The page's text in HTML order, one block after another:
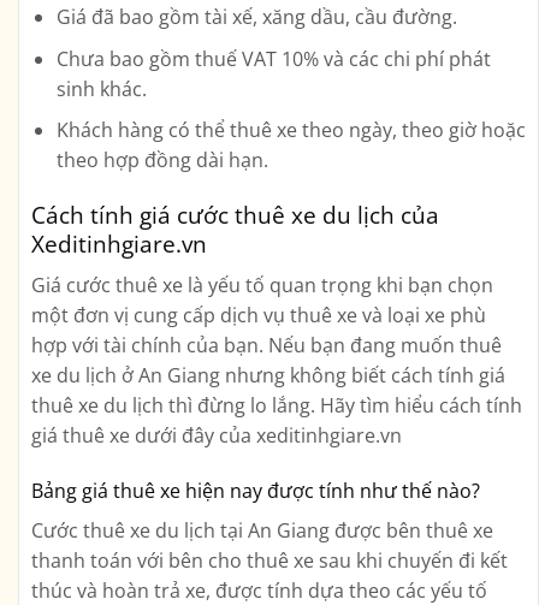
Giá đã bao gồm tài xế, xăng dầu, cầu đường.
Chưa bao gồm thuế VAT 10% và các chi phí phát
sinh khác.
Khách hàng có thể thuê xe theo ngày, theo giờ hoặc
theo hợp đồng dài hạn.
Cách tính giá cước thuê xe du lịch của
Xeditinhgiare.vn
Giá cước thuê xe là yếu tố quan trọng khi bạn chọn
một đơn vị cung cấp dịch vụ thuê xe và loại xe phù
hợp với tài chính của bạn. Nếu bạn đang muốn thuê
xe du lịch ở An Giang nhưng không biết cách tính giá
thuê xe du lịch thì đừng lo lắng. Hãy tìm hiểu cách tính
giá thuê xe dưới đây của xeditinhgiare.vn
Bảng giá thuê xe hiện nay được tính như thế nào?
Cước thuê xe du lịch tại An Giang được bên thuê xe
thanh toán với bên cho thuê xe sau khi chuyến đi kết
thúc và hoàn trả xe, được tính dựa theo các yếu tố